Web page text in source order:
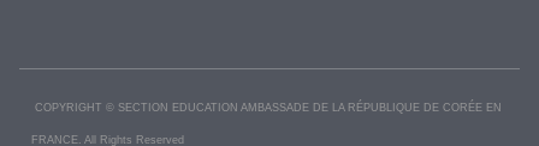
COPYRIGHT © SECTION EDUCATION AMBASSADE DE LA RÉPUBLIQUE DE CORÉE EN
FRANCE. All Rights Reserved